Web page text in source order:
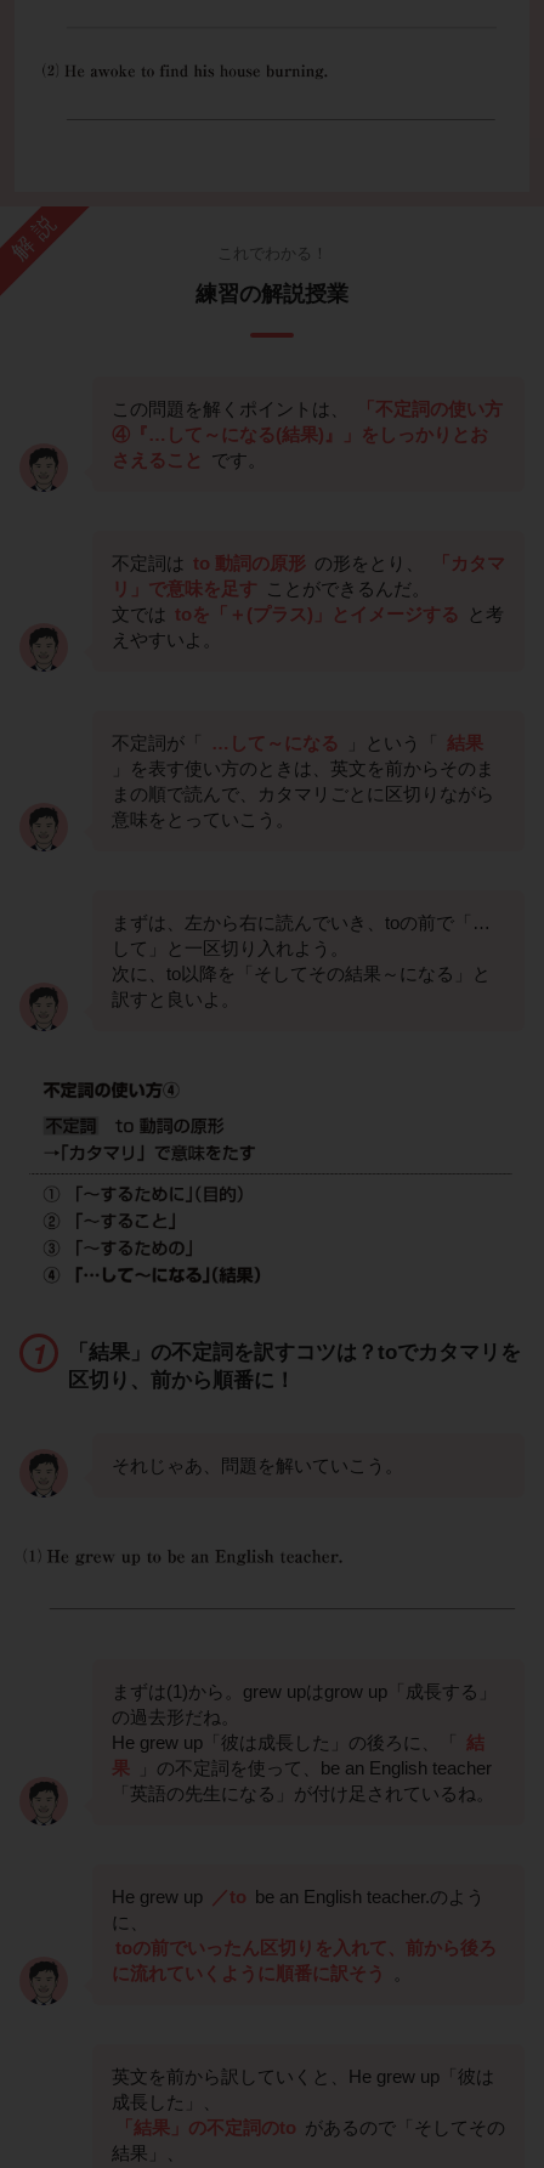
解説 これでわかる！
練習の解説授業
この問題を解くポイントは、
「不定詞の使い方
④『…して～になる(結果)』」をしっかりとお
さえること
です。
不定詞は to 動詞の原形 の形をとり、
「カタマ
リ」で意味を足す
ことができるんだ。
文では toを「＋(プラス)」とイメージする
と考
えやすいよ。
不定詞が「 …して～になる 」という「
結果
」を表す使い方のときは、英文を前からそのま
まの順で読んで、カタマリごとに区切りながら
意味をとっていこう。
まずは、左から右に読んでいき、toの前で「…
して」と一区切り入れよう。
次に、to以降を「そしてその結果～になる」と
訳すと良いよ。
「結果」の不定詞を訳すコツは？toでカタマリを
区切り、前から順番に！
それじゃあ、問題を解いていこう。
まずは(1)から。grew upはgrow up「成長する」
の過去形だね。
He grew up「彼は成長した」の後ろに、「
結
果
」の不定詞を使って、be an English teacher
「英語の先生になる」が付け足されているね。
He grew up ／to be an English teacher.のよう
に、
toの前でいったん区切りを入れて、前から後ろ
に流れていくように順番に訳そう
英文を前から訳していくと、He grew up「彼は
成長した」、
「結果」の不定詞のto があるので「そしてその
結果」、